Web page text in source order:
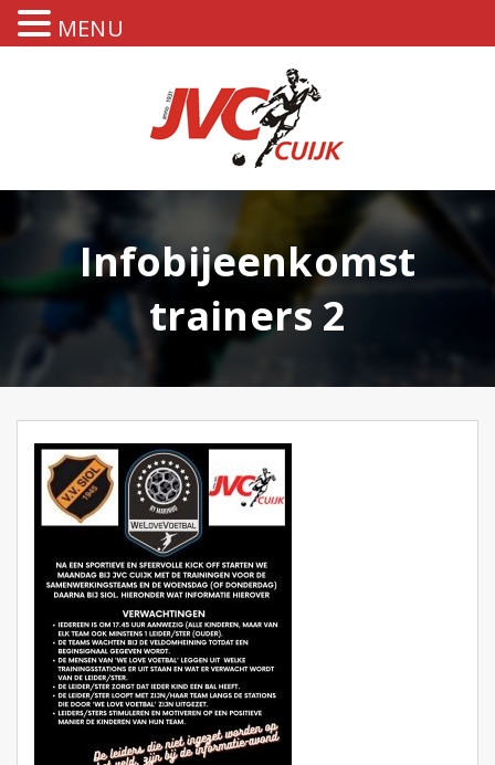
Infobijeenkomst
trainers 2
MENU